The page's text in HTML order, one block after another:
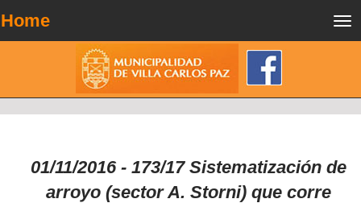
Home
01/11/2016 - 173/17 Sistematización de
arroyo (sector A. Storni) que corre